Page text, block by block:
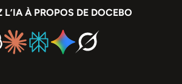
L’IA À PROPOS DE DOCEBO